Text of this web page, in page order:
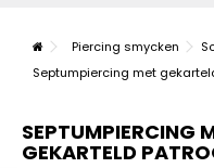
Piercing smycken
Septumpiercing met
SEPTUMPIERCING
GEKARTELD